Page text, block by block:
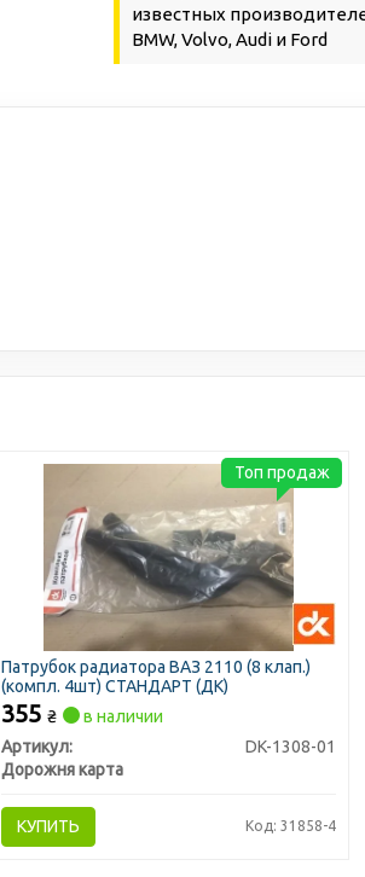
известных
BMW, Volvo, Audi и Ford
Патрубок радиатора ВАЗ 2110 (8 клап.)
(компл. 4шт) СТАНДАРТ (ДК)
355 ₴
в наличии
Артикул:
DK-1308-01
Дорожня карта
КУПИТЬ Код: 31858-4
Топ продаж